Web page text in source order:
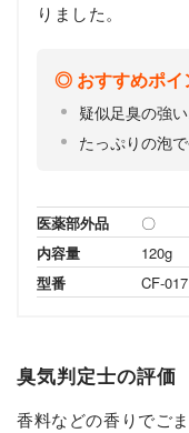
りました。
おすすめポイ
疑似足臭の強
たっぷりの泡
医薬部外品
〇
内容量
120g
型番
CF-017
臭気判定士の評価
香料などの香りでご